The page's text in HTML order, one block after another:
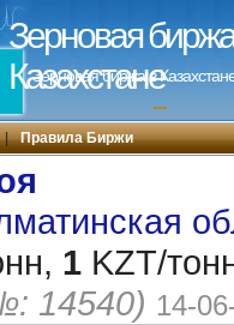
Зерновая
Казахстане
Зерновая биржа в
---
| Правила Биржи
1 KZT/
14540) 14-